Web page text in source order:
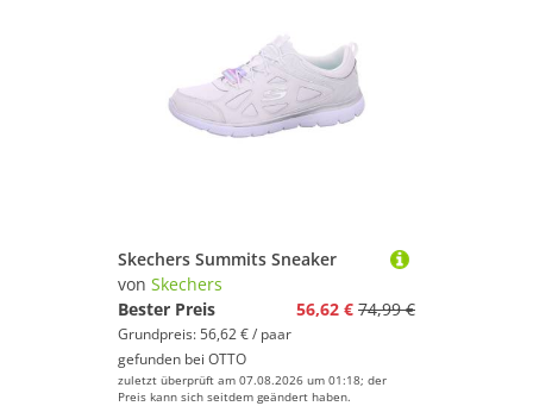
Skechers Summits Sneaker
von Skechers
Bester Preis
56,62 € 74,99 €
Grundpreis: 56,62 € / paar
gefunden bei OTTO
zuletzt überprüft am 07.08.2026 um 01:18; der
Preis kann sich seitdem geändert haben.